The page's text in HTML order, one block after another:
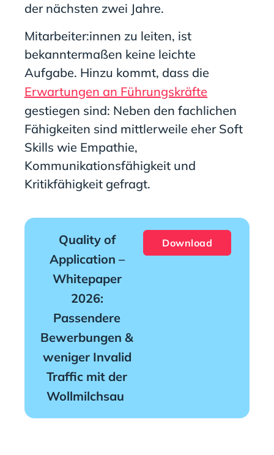
der nächsten zwei Jahre.
Mitarbeiter:innen zu leiten, ist
bekanntermaßen keine leichte
Aufgabe. Hinzu kommt, dass die
Erwartungen an Führungskräfte
gestiegen sind: Neben den fachlichen
Fähigkeiten sind mittlerweile eher Soft
Skills wie Empathie,
Kommunikationsfähigkeit und
Kritikfähigkeit gefragt.
Quality of
Application –
Whitepaper
2026:
Passendere
Bewerbungen &
weniger Invalid
Traffic mit der
Wollmilchsau
Download